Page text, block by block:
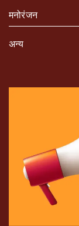
मनोरंजन
अन्य